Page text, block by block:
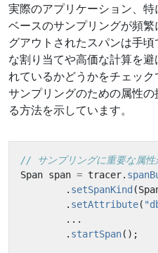
実際のアプリケーション、
ベースのサンプリングが頻
グアウトされたスパンは手
な割り当てや高価な計算を
れているかどうかをチェッ
サンプリングのための属性
る方法を示しています。
// サンプリングに重要な属性
Span span = tracer.
. setSpanKind (
. setAttribute(
...
. startSpan();